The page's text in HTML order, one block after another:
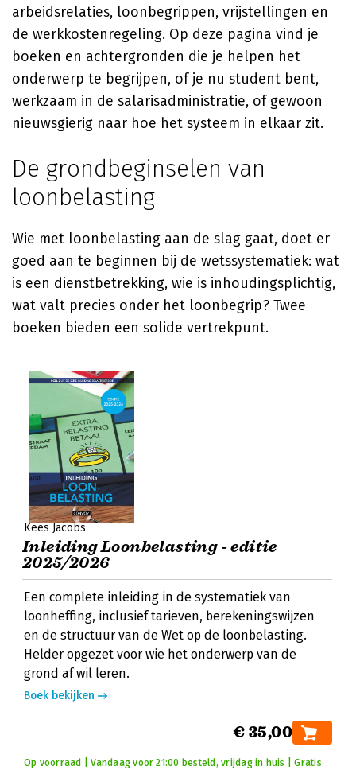
arbeidsrelaties, loonbegrippen, vrijstellingen en
de werkkostenregeling. Op deze pagina vind je
boeken en achtergronden die je helpen het
onderwerp te begrijpen, of je nu student bent,
werkzaam in de salarisadministratie, of gewoon
nieuwsgierig naar hoe het systeem in elkaar zit.
De grondbeginselen van
loonbelasting
Wie met loonbelasting aan de slag gaat, doet er
goed aan te beginnen bij de wetssystematiek: wat
is een dienstbetrekking, wie is inhoudingsplichtig,
wat valt precies onder het loonbegrip? Twee
boeken bieden een solide vertrekpunt.
Kees Jacobs
Inleiding Loonbelasting - editie
2025/2026
Een complete inleiding in de systematiek van
loonheffing, inclusief tarieven, berekeningswijzen
en de structuur van de Wet op de loonbelasting.
Helder opgezet voor wie het onderwerp van de
grond af wil leren.
Boek bekijken
€ 35,00
Op voorraad | Vandaag voor 21:00 besteld, vrijdag in huis | Gratis